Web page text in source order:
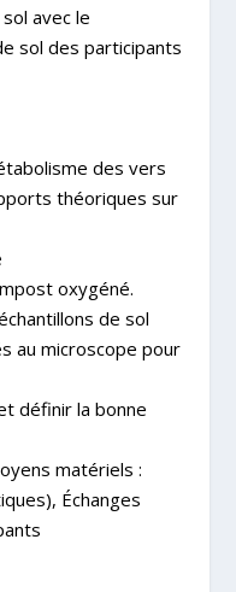
avec le
sol des participants
des vers
théoriques sur
oxygéné.
de sol
au microscope pour
définir la bonne
matériels :
Échanges